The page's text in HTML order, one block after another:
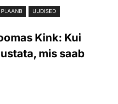
PLAANB UUDISED
Kink: Kui
mis saab